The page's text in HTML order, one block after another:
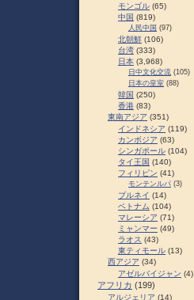
モンゴル (65)
中国 (819)
人民中国 (97)
北朝鮮 (106)
台湾 (333)
日本 (3,968)
日中文化交流 (105)
日本の皇室 (88)
韓国 (250)
香港 (83)
東南アジア (351)
インドネシア (119)
カンボジア (63)
シンガポール (104)
タイ王国 (140)
フィリピン (41)
モンテンルパ (3)
ブルネイ (14)
ベトナム (104)
マレーシア (71)
ミャンマー (49)
ラオス (43)
東ティモール (13)
西アジア (34)
アゼルバイジャン (4)
アフリカ (199)
アルジェリア (14)